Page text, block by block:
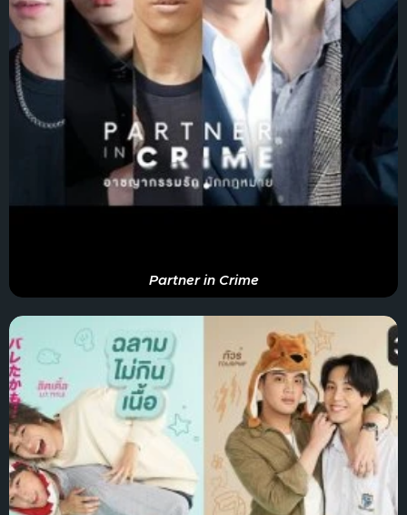
Partner in Crime